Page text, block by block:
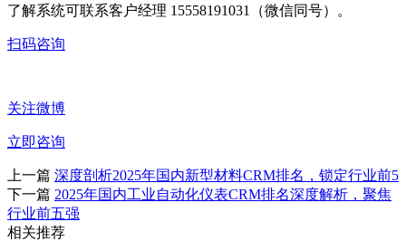
了解系统可联系客户经理 15558191031（微信同号）。
扫码咨询
关注微博
立即咨询
上一篇 深度剖析2025年国内新型材料CRM排名，锁定行业前5
下一篇 2025年国内工业自动化仪表CRM排名深度解析，聚焦
行业前五强
相关推荐